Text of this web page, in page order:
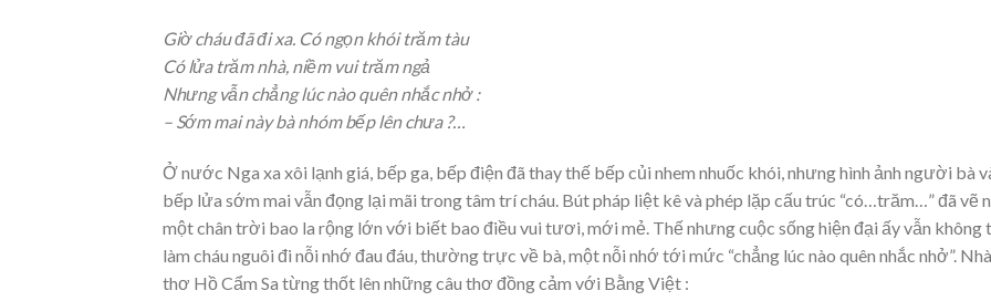
Giờ cháu đã đi xa. Có ngọn khói trăm tàu
Có lửa trăm nhà, niềm vui trăm ngả
Nhưng vẫn chẳng lúc nào quên nhắc nhở :
– Sớm mai này bà nhóm bếp lên chưa ?…
Ở nước Nga xa xôi lạnh giá, bếp ga, bếp điện đã thay thế bếp củi nhem nhuốc khói, nhưng hình ảnh người bà
bếp lửa sớm mai vẫn đọng lại mãi trong tâm trí cháu. Bút pháp liệt kê và phép lặp cấu trúc “có…trăm…” đã vẽ
một chân trời bao la rộng lớn với biết bao điều vui tươi, mới mẻ. Thế nhưng cuộc sống hiện đại ấy vẫn không
làm cháu nguôi đi nỗi nhớ đau đáu, thường trực về bà, một nỗi nhớ tới mức “chẳng lúc nào quên nhắc nhở”. Nhà
thơ Hồ Cẩm Sa từng thốt lên những câu thơ đồng cảm với Bằng Việt :